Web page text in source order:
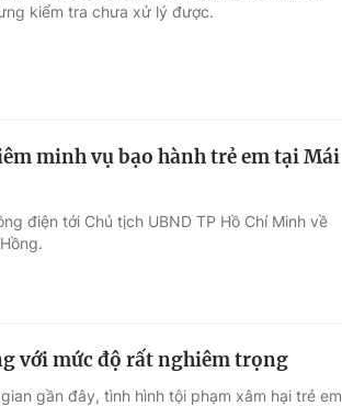
kiểm tra chưa xử lý được.
minh vụ bạo hành trẻ em tại Mái
điện tới Chủ tịch UBND TP Hồ Chí Minh về
với mức độ rất nghiêm trọng
gần đây, tình hình tội phạm xâm hại trẻ em